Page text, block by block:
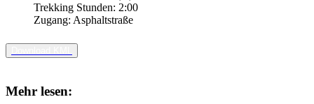
Trekking Stunden: 2:00
Zugang: Asphaltstraße
Mehr lesen: